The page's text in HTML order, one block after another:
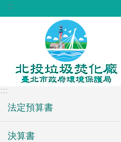
跳到主要內容區塊
:::
:::
法定預算書
決算書